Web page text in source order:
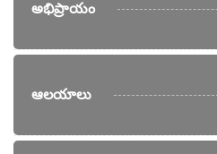
అభిప్రాయం
ఆలయాలు